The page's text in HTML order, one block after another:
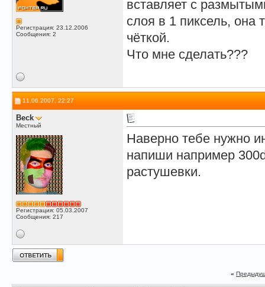
Регистрация: 23.12.2006
Сообщения: 2
вставляет с
слоя в 1 пиксель, она
чёткой.
Что мне сделать???
11.06.2007, 22:27
Beck
Местный
Регистрация: 05.03.2007
Сообщения: 217
Наверно тебе нужно
напиши например
растушевки.
«